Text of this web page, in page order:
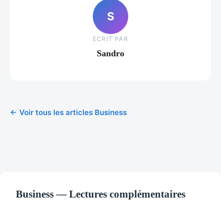
S
ECRIT PAR
Sandro
← Voir tous les articles Business
Business — Lectures complémentaires